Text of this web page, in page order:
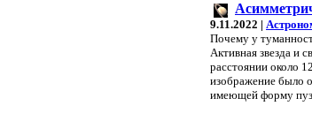
9.11.2022 |
Почему у
Активная звезда и
расстоянии около
изображение было
имеющей форму